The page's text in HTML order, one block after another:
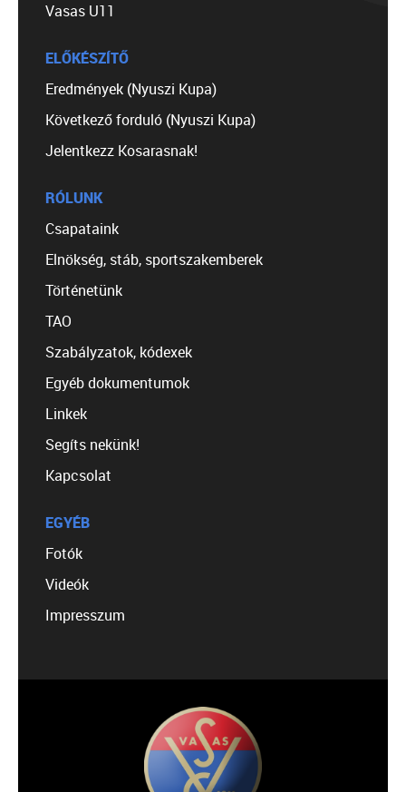
Vasas U11
ELŐKÉSZÍTŐ
Eredmények (Nyuszi Kupa)
Következő forduló (Nyuszi Kupa)
Jelentkezz Kosarasnak!
RÓLUNK
Csapataink
Elnökség, stáb, sportszakemberek
Történetünk
TAO
Szabályzatok, kódexek
Egyéb dokumentumok
Linkek
Segíts nekünk!
Kapcsolat
EGYÉB
Fotók
Videók
Impresszum